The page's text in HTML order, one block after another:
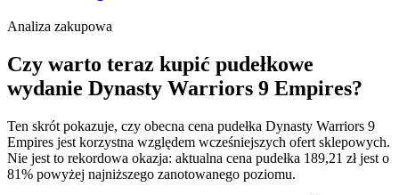
Analiza zakupowa
Czy warto teraz kupić pudełkowe
wydanie Dynasty Warriors 9 Empires?
Ten skrót pokazuje, czy obecna cena pudełka Dynasty Warriors 9
Empires jest korzystna względem wcześniejszych ofert sklepowych.
Nie jest to rekordowa okazja: aktualna cena pudełka 189,21 zł jest o
81% powyżej najniższego zanotowanego poziomu.